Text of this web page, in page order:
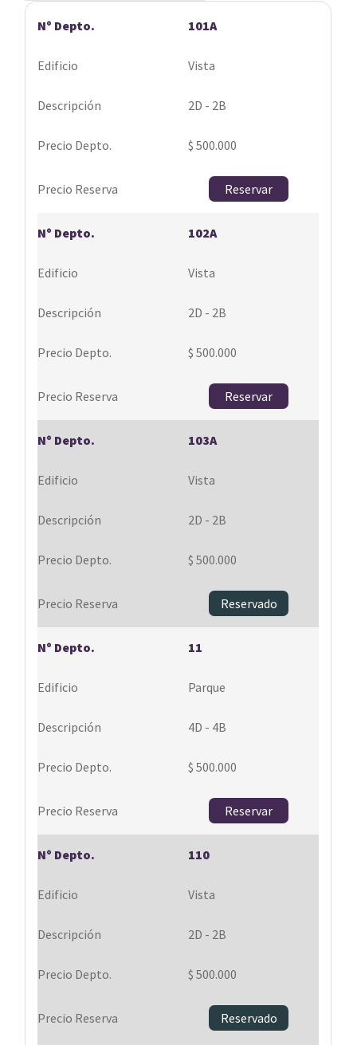
101A
Vista
2D - 2B
$ 500.000
Reservar
102A
Vista
2D - 2B
$ 500.000
Reservar
103A
Vista
2D - 2B
$ 500.000
Reservado
11
Parque
4D - 4B
$ 500.000
Reservar
110
Vista
2D - 2B
$ 500.000
Reservado